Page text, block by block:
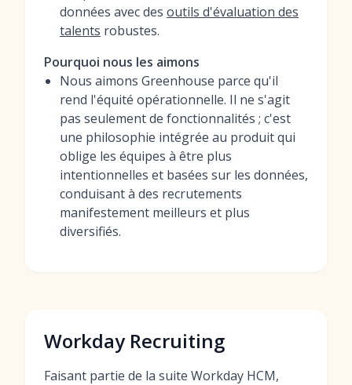
données avec des outils d'évaluation des
talents robustes.
Pourquoi nous les aimons
Nous aimons Greenhouse parce qu'il
rend l'équité opérationnelle. Il ne s'agit
pas seulement de fonctionnalités ; c'est
une philosophie intégrée au produit qui
oblige les équipes à être plus
intentionnelles et basées sur les données,
conduisant à des recrutements
manifestement meilleurs et plus
diversifiés.
Workday Recruiting
Faisant partie de la suite Workday HCM,